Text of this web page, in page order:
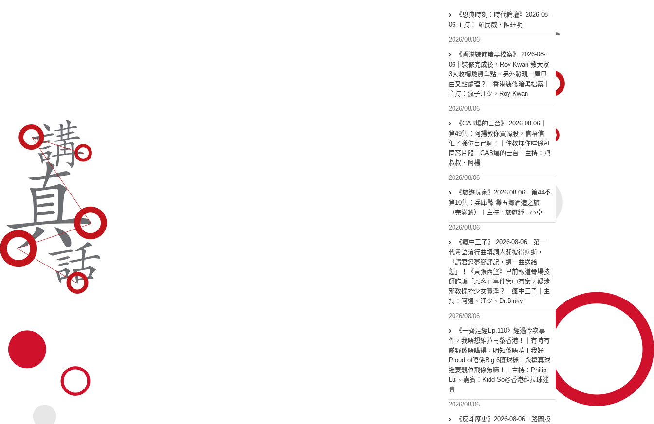
《恩典時刻：時代論壇》2026-08-
06 主持： 羅民威、陳珏明
2026/08/06
《香港裝修暗黑檔案》 2026-08-
06｜裝修完成後，Roy Kwan 教大家
3大收樓驗貨重點。另外發現一屋曱
甴又點處理？｜香港裝修暗黑檔案｜
主持：瘋子江少，Roy Kwan
2026/08/06
《CAB爆的士台》 2026-08-06｜
第49集：阿揚教你買韓股，信唔信
佢？睇你自己喇！｜仲教埋你咩係AI
同芯片股｜CAB爆的士台｜主持：肥
叔叔、阿楊
2026/08/06
《旅遊玩家》2026-08-06︱第44季
第10集：兵庫縣 灘五鄉酒造之旅
（完滿篇）︱主持 : 旅遊鍾 , 小卓
2026/08/06
《瘋中三子》 2026-08-06｜第一
代粵語流行曲填詞人黎彼得病逝，
「請君您夢鄉謹記，這一曲送給
您」！《東張西望》早前報道骨場技
師詐騙「恩客」事件案中有案，疑涉
邪教操控少女賣淫？｜瘋中三子｜主
持：阿通、江少、Dr.Binky
2026/08/06
《一齊足經Ep.110》經過今次事
件，我唔想維拉再黎香港！｜有時有
啲野係唔講得，明知係唔啱丨我好
Proud of唔係Big 6既球迷｜永遠真球
迷要靚位飛係無嘛！丨主持：Philip
Lui、嘉賓：Kidd So@香港維拉球迷
會
2026/08/06
《反斗歷史》2026-08-06︱路蘭版